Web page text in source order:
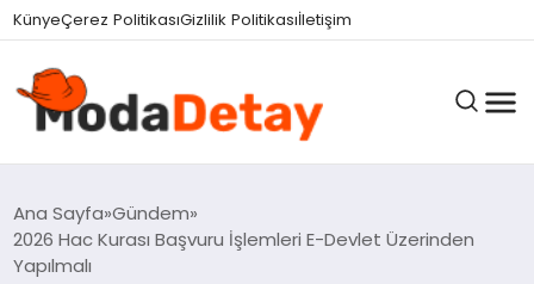
felix markets 360
felix markets yatırım
felix markets pro
felix markets
felix markets app
KünyeÇerez PolitikasıGizlilik Politikasıİletişim
GÜNDEM
Ana Sayfa Gündem
2026 Hac Kurası Başvuru İşlemleri E-Devlet Üzerinden
Yapılmalı